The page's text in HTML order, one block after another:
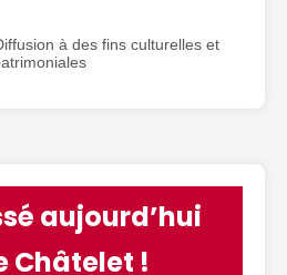
à des fins culturelles et
aujourd’hui
Châtelet !